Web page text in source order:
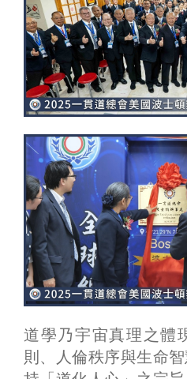
道學乃宇宙真理之體
則、人倫秩序與生命